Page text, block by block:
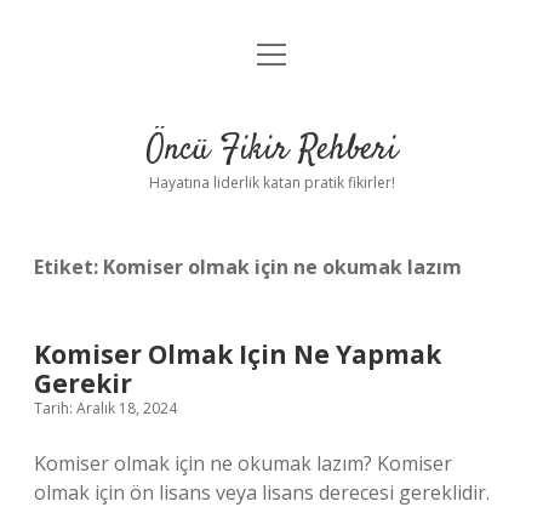
Anasayfa
Yasal Uyarı
menüyü
Öncü Fikir Rehberi
Hayatına liderlik katan pratik fikirler!
Etiket: Komiser olmak için ne okumak lazım
Komiser Olmak Için Ne Yapmak
Gerekir
Tarih: Aralık 18, 2024
Komiser olmak için ne okumak lazım? Komiser
olmak için ön lisans veya lisans derecesi gereklidir.